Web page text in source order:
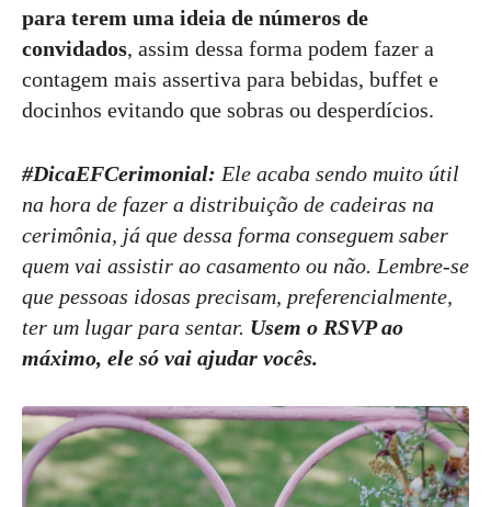
para terem uma ideia de números de
convidados, assim dessa forma podem fazer a
contagem mais assertiva para bebidas, buffet e
docinhos evitando que sobras ou desperdícios.
#DicaEFCerimonial: Ele acaba sendo muito útil
na hora de fazer a distribuição de cadeiras na
cerimônia, já que dessa forma conseguem saber
quem vai assistir ao casamento ou não. Lembre-se
que pessoas idosas precisam, preferencialmente,
ter um lugar para sentar. Usem o RSVP ao
máximo, ele só vai ajudar vocês.